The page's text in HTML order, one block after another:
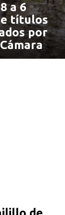
a 6
títulos
por